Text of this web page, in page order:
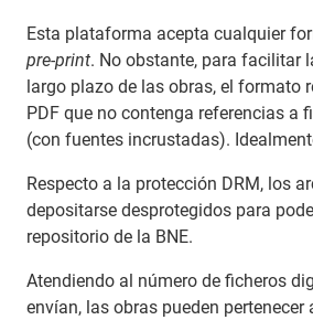
Esta plataforma acepta cualquier
pre-print. No obstante, para facilitar
largo plazo de las obras, el formato
PDF que no contenga referencias a
(con fuentes incrustadas).
Respecto a la protección DRM, los
depositarse desprotegidos para
repositorio de la BNE.
Atendiendo al número de ficheros
envían, las obras pueden pertenecer